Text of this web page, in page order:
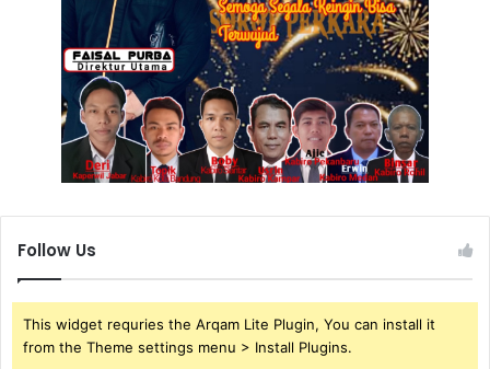
Follow Us
This widget requries the Arqam Lite Plugin, You can install it
from the Theme settings menu > Install Plugins.